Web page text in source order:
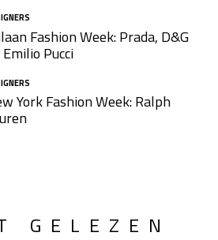
Fashion Week: Prada, D&G
Pucci
York Fashion Week: Ralph
GELEZEN